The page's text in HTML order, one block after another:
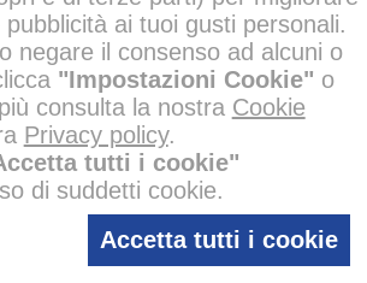
Cod. 80.18.81
tondi in vetro decorato con
pubblicità ai tuoi gusti personali.
negare il consenso ad alcuni o
"Impostazioni Cookie" o
consulta la nostra Cookie
Privacy policy.
tutti i cookie"
di suddetti cookie.